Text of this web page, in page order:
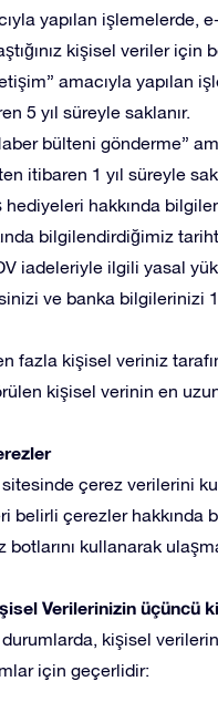
yapılan işlemelerde,
kişisel veriler için
amacıyla yapılan
5 yıl süreyle saklanır.
bülteni gönderme”
itibaren 1 yıl süreyle
hediyeleri hakkında
bilgilendirdiğimiz
iadeleriyle ilgili yasal
ve banka bilgilerinizi
fazla kişisel veriniz
kişisel verinin en
çerez verilerini
belirli çerezler
botlarını kullanarak
Verilerinizin üçüncü
durumlarda, kişisel
için geçerlidir: